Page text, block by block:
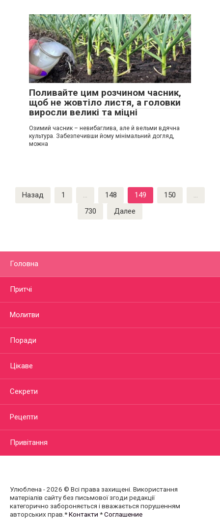
Поливайте цим розчином часник,
щоб не жовтіло листя, а головки
виросли великі та міцні
Озимий часник – невибаглива, але й вельми вдячна
культура. Забезпечивши йому мінімальний догляд,
можна
Пагинация
записей
Назад 1 … 148 149 150
…
730
Далее
Головна
Притчі
Молитви
Поради
Цікаве
Секрети
Рецепти
Привітання
Улюблена - 2026 © Всі права захищені. Використання
матеріалів сайту без письмової згоди редакції
категорично забороняється і вважається порушенням
авторських прав.*Контакти *Соглашение